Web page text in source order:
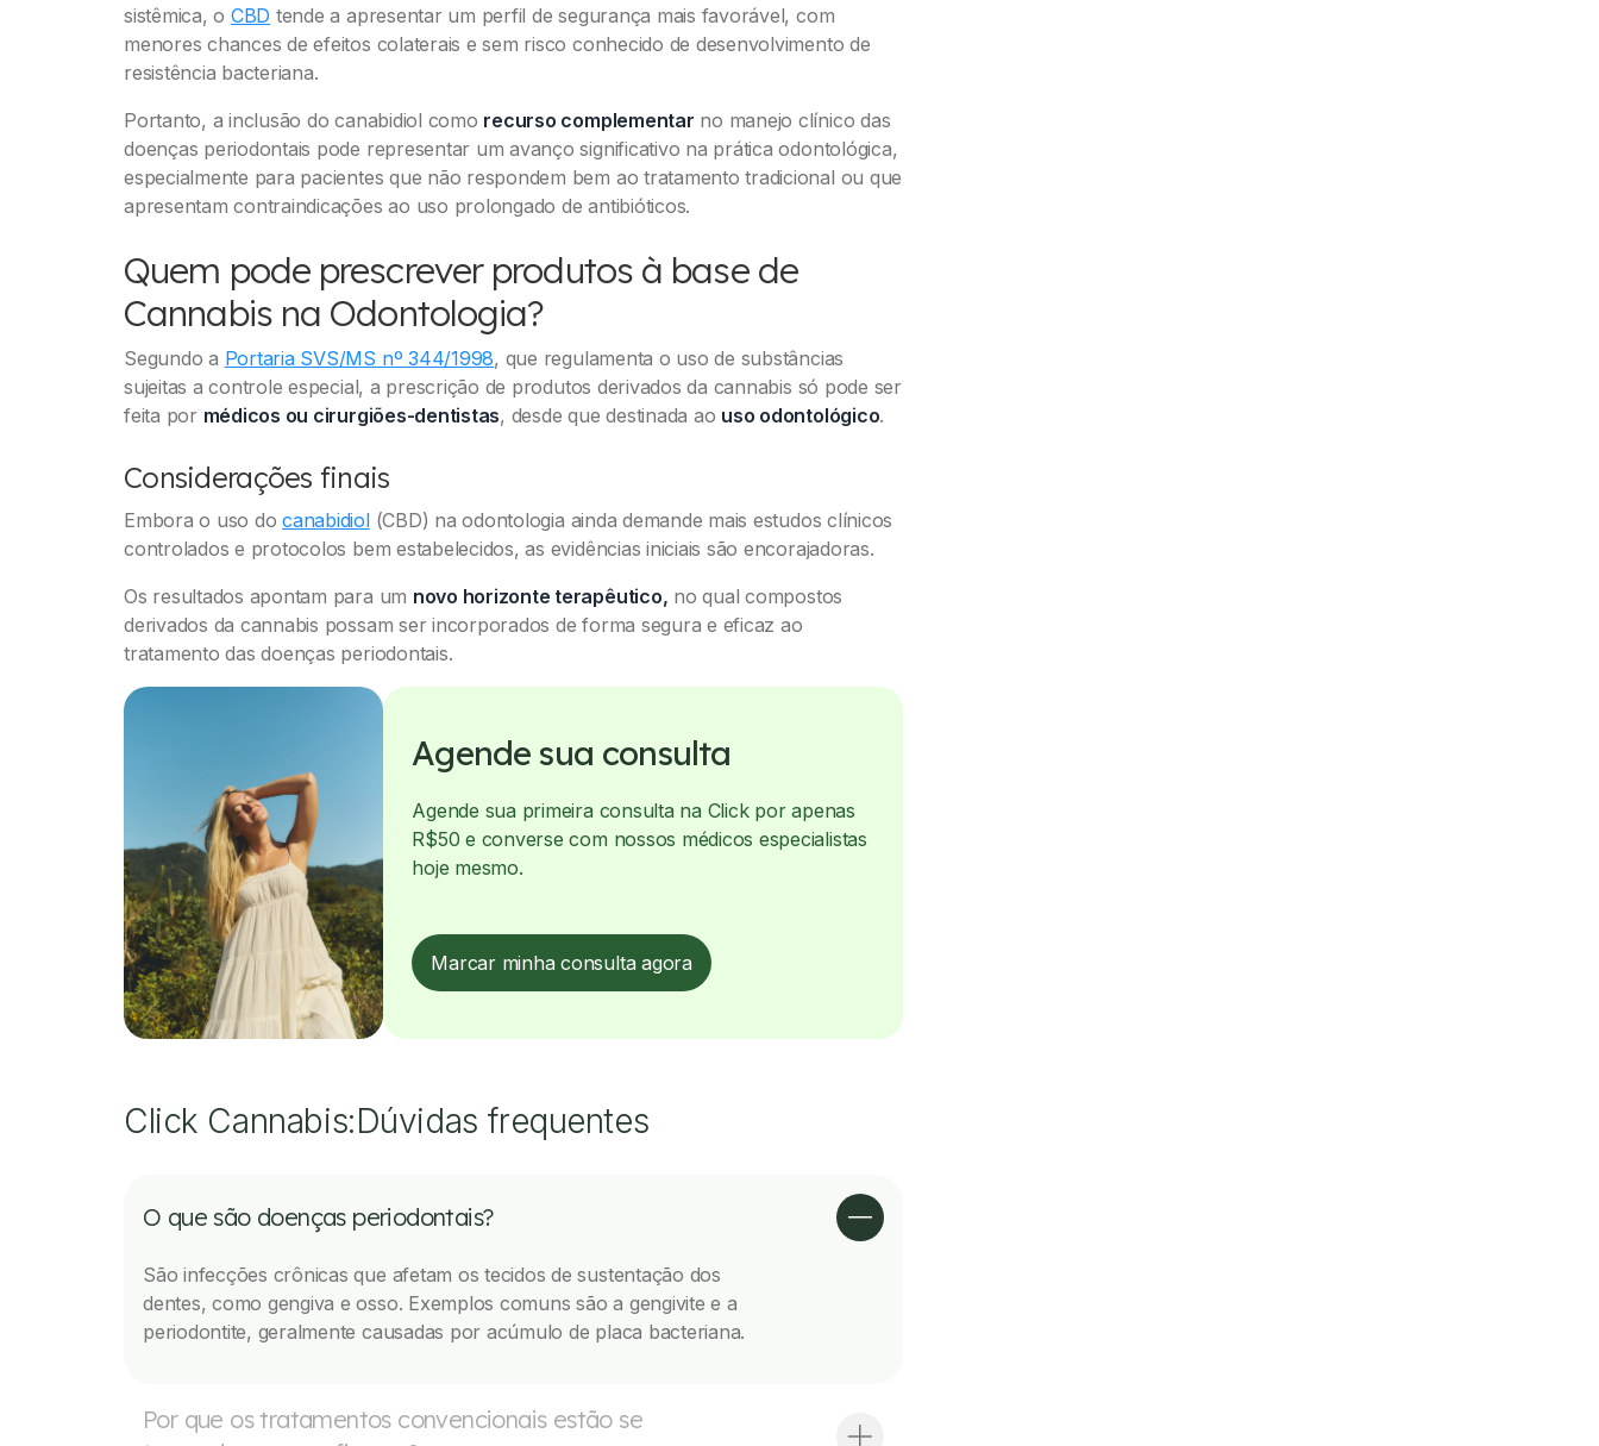
sistêmica, o CBD tende a apresentar um perfil de segurança mais favorável, com
menores chances de efeitos colaterais e sem risco conhecido de desenvolvimento de
resistência bacteriana.
Portanto, a inclusão do canabidiol como recurso complementar no manejo clínico das
doenças periodontais pode representar um avanço significativo na prática odontológica,
especialmente para pacientes que não respondem bem ao tratamento tradicional ou que
apresentam contraindicações ao uso prolongado de antibióticos.
Quem pode prescrever produtos à base de
Cannabis na Odontologia?
Segundo a Portaria SVS/MS nº 344/1998, que regulamenta o uso de substâncias
sujeitas a controle especial, a prescrição de produtos derivados da cannabis só pode ser
feita por médicos ou cirurgiões-dentistas, desde que destinada ao uso odontológico.
Considerações finais
Embora o uso docanabidiol(CBD) na odontologia ainda demande mais estudos clínicos
controlados e protocolos bem estabelecidos, as evidências iniciais são encorajadoras.
Os resultados apontam para um novo horizonte terapêutico, no qual compostos
derivados da cannabis possam ser incorporados de forma segura e eficaz ao
tratamento das doenças periodontais.
Agende sua consulta
Agende sua primeira consulta na Click por apenas
R$50 e converse com nossos médicos especialistas
hoje mesmo.
Marcar minha consulta agora
Click Cannabis:Dúvidas frequentes
O que são doenças periodontais?
São infecções crônicas que afetam os tecidos de sustentação dos
dentes, como gengiva e osso. Exemplos comuns são a gengivite e a
periodontite, geralmente causadas por acúmulo de placa bacteriana.
Por que os tratamentos convencionais estão se